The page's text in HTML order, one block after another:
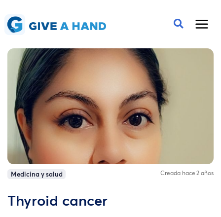
Medicina y salud Creada hace 2 años
Thyroid cancer